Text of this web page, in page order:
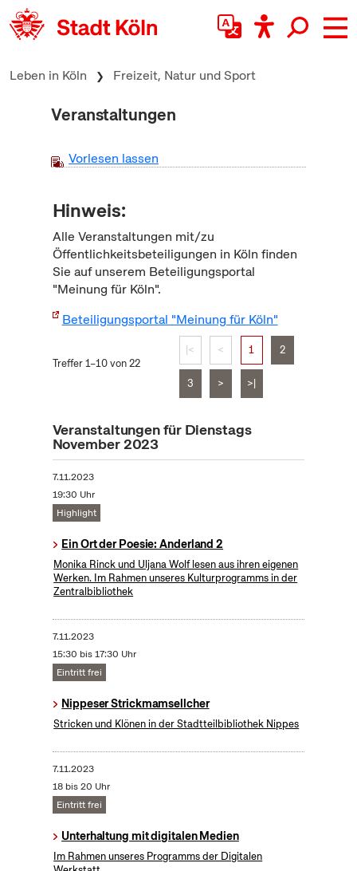
zum Inhalt springen
Leben in Köln Freizeit, Natur und Sport
Veranstaltungen
Vorlesen lassen
Hinweis:
Alle Veranstaltungen mit/zu
Öffentlichkeitsbeteiligungen in Köln finden
Sie auf unserem Beteiligungsportal
"Meinung für Köln".
Beteiligungsportal "Meinung für Köln"
Treffer 1–10 von 22
|< < 1 2
3 > >|
Veranstaltungen für Dienstags
November 2023
7.11.2023
19:30 Uhr
Highlight
Ein Ort der Poesie: Anderland 2
Monika Rinck und Uljana Wolf lesen aus ihren eigenen
Werken. Im Rahmen unseres Kulturprogramms in der
Zentralbibliothek
7.11.2023
15:30 bis 17:30 Uhr
Eintritt frei
Nippeser Strickmamsellcher
Stricken und Klönen in der Stadtteilbibliothek Nippes
7.11.2023
18 bis 20 Uhr
Eintritt frei
Unterhaltung mit digitalen Medien
Im Rahmen unseres Programms der Digitalen